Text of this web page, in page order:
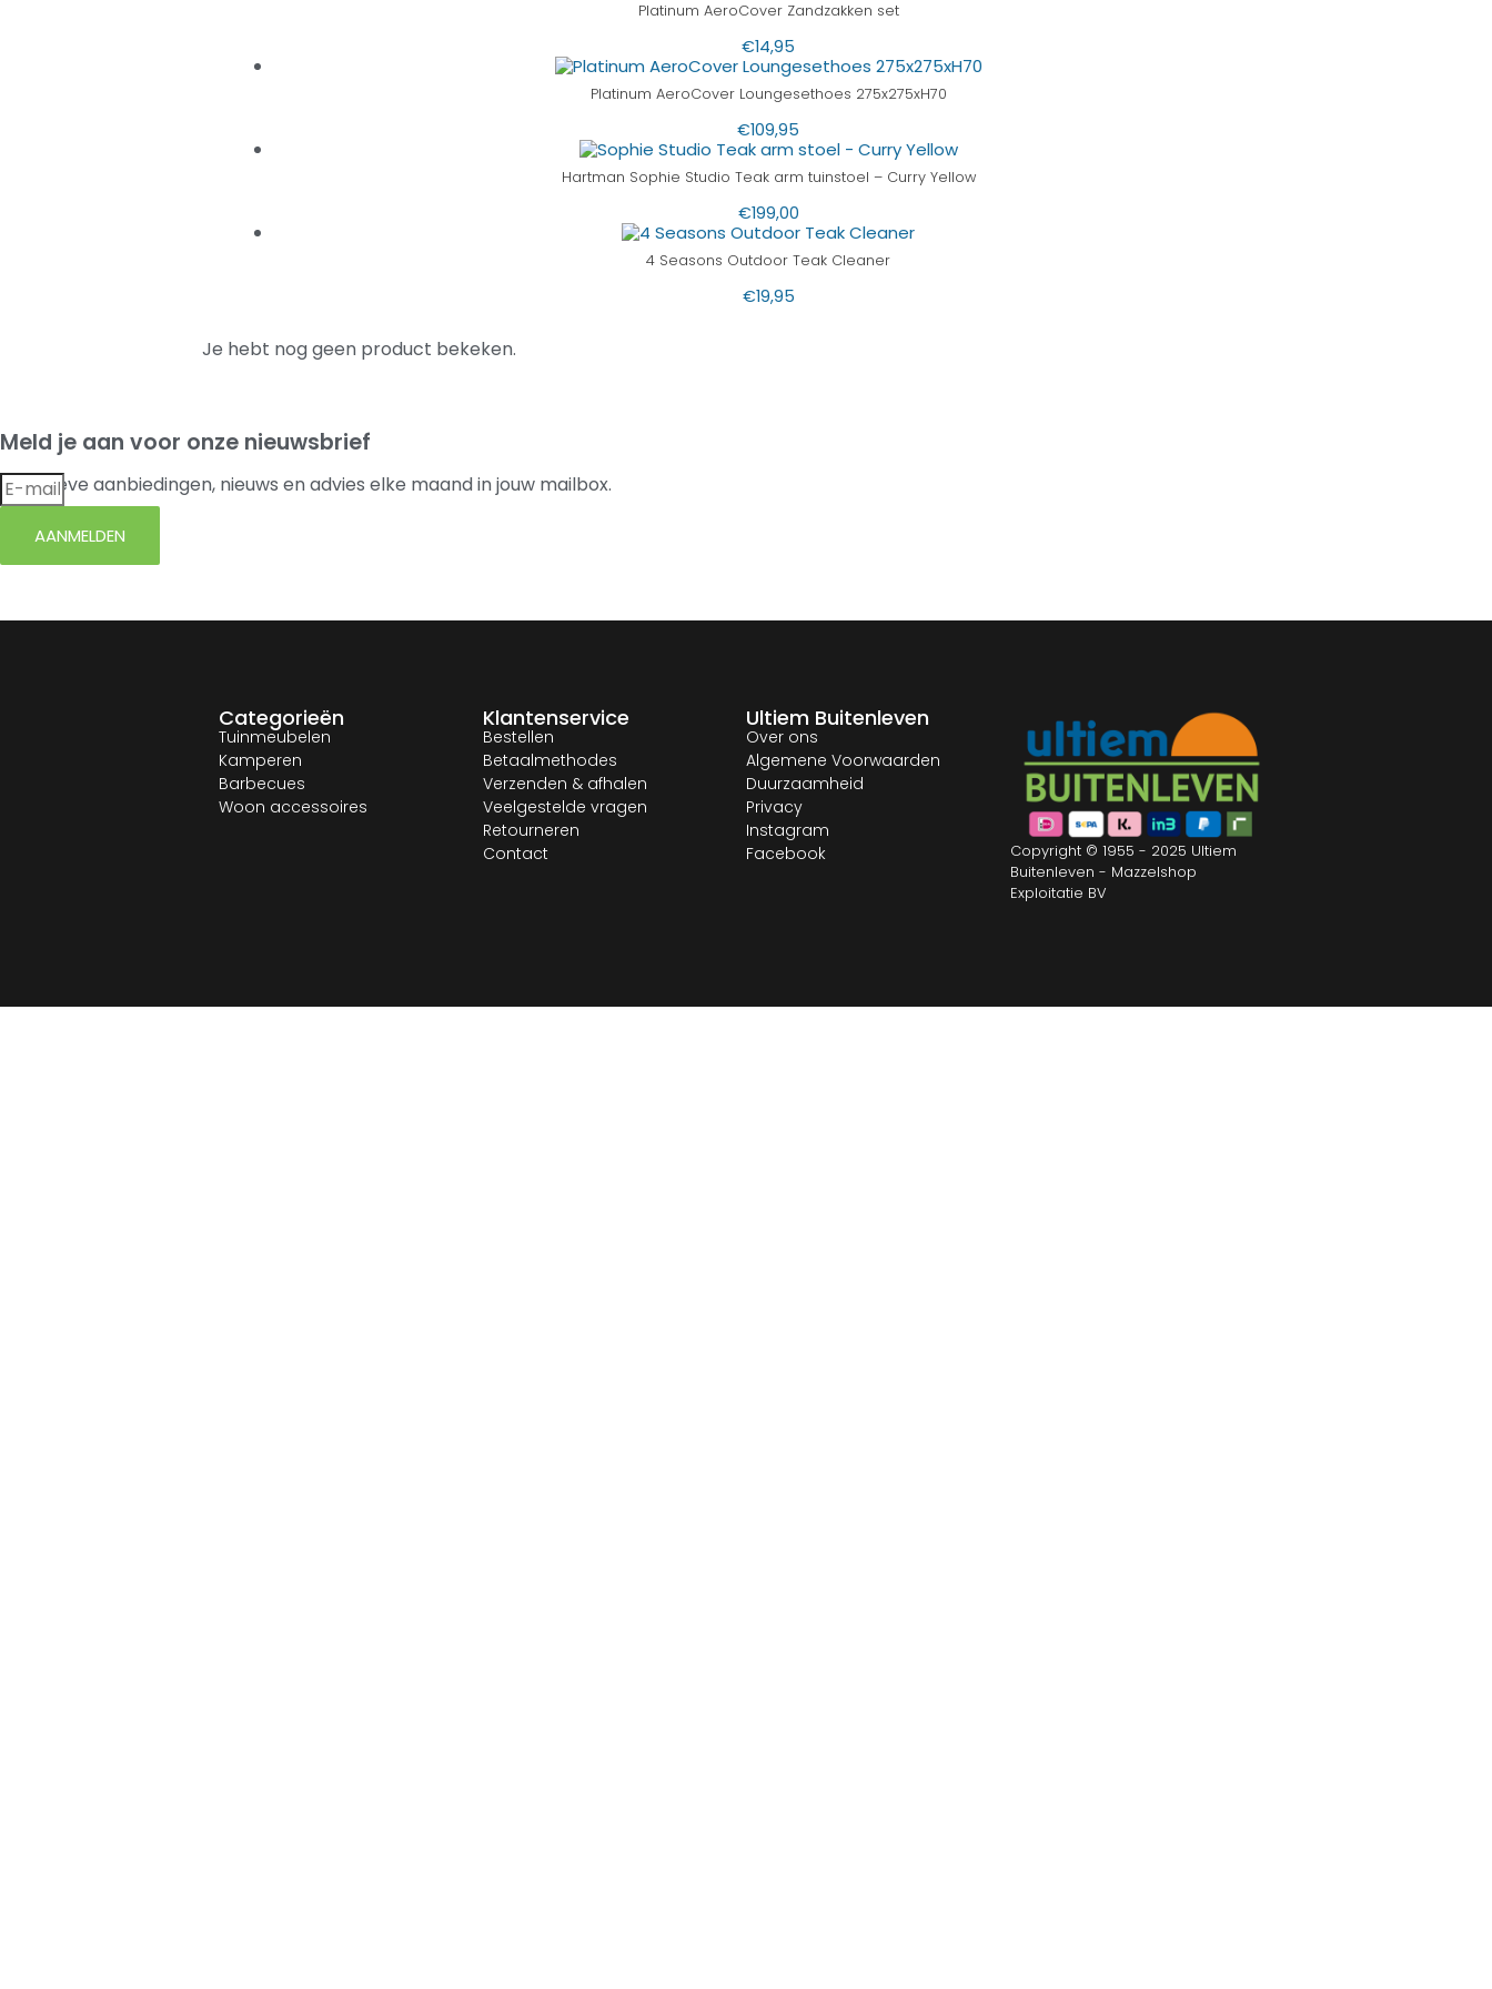
Platinum AeroCover Zandzakken set
€14,95
Platinum AeroCover Loungesethoes 275x275xH70
€109,95
Hartman Sophie Studio Teak arm tuinstoel – Curry Yellow
€199,00
4 Seasons Outdoor Teak Cleaner
€19,95
Je hebt nog geen product bekeken.
Meld je aan voor onze nieuwsbrief
Exclusieve aanbiedingen, nieuws en advies elke maand in jouw mailbox.
AANMELDEN
Categorieën
Tuinmeubelen
Kamperen
Barbecues
Woon accessoires
Klantenservice
Bestellen
Betaalmethodes
Verzenden & afhalen
Veelgestelde vragen
Retourneren
Contact
Ultiem Buitenleven
Over ons
Algemene Voorwaarden
Duurzaamheid
Privacy
Instagram
Facebook
Copyright © 1955 - 2025 Ultiem
Buitenleven - Mazzelshop
Exploitatie BV